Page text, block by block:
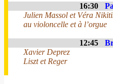
16:30
Julien Massol et Véra
au violoncelle et à l’orgue
12:45
Xavier Deprez
Liszt et Reger